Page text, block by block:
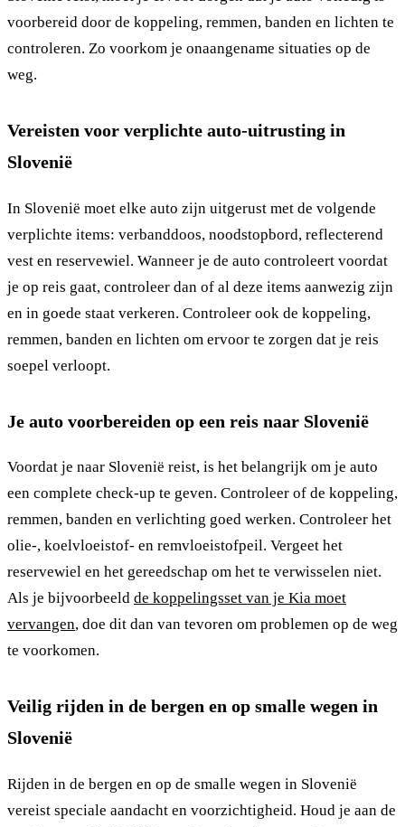
voorbereid door de koppeling, remmen, banden en lichten te
controleren. Zo voorkom je onaangename situaties op de
weg.
Vereisten voor verplichte auto-uitrusting in
Slovenië
In Slovenië moet elke auto zijn uitgerust met de volgende
verplichte items: verbanddoos, noodstopbord, reflecterend
vest en reservewiel. Wanneer je de auto controleert voordat
je op reis gaat, controleer dan of al deze items aanwezig zijn
en in goede staat verkeren. Controleer ook de koppeling,
remmen, banden en lichten om ervoor te zorgen dat je reis
soepel verloopt.
Je auto voorbereiden op een reis naar Slovenië
Voordat je naar Slovenië reist, is het belangrijk om je auto
een complete check-up te geven. Controleer of de koppeling,
remmen, banden en verlichting goed werken. Controleer het
olie-, koelvloeistof- en remvloeistofpeil. Vergeet het
reservewiel en het gereedschap om het te verwisselen niet.
Als je bijvoorbeeld de koppelingsset van je Kia moet
vervangen, doe dit dan van tevoren om problemen op de weg
te voorkomen.
Veilig rijden in de bergen en op smalle wegen in
Slovenië
Rijden in de bergen en op de smalle wegen in Slovenië
vereist speciale aandacht en voorzichtigheid. Houd je aan de